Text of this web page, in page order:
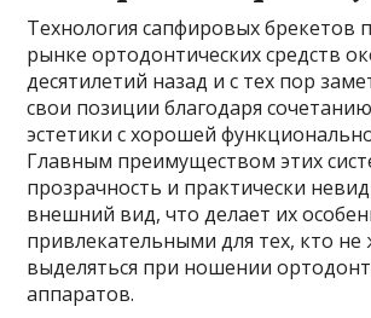
Технология сапфировых брекетов
рынке ортодонтических средств
десятилетий назад и с тех пор
свои позиции благодаря
эстетики с хорошей
Главным преимуществом этих
прозрачность и практически
внешний вид, что делает их
привлекательными для тех, кто не
выделяться при ношении
аппаратов.